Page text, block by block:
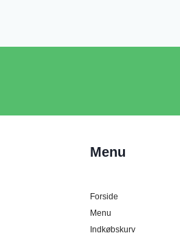
Menu
Forside
Menu
Indkøbskurv